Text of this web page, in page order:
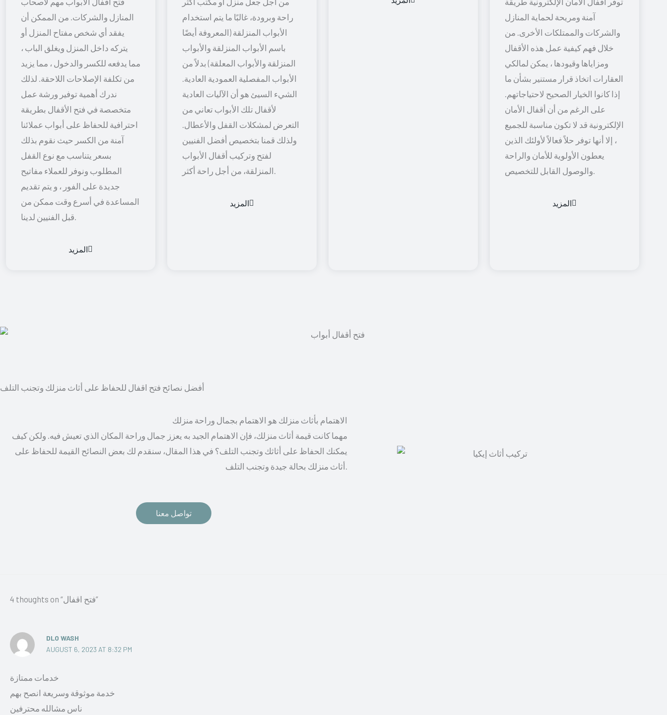
المنازل والشركات. من الممكن أن
يفقد أي شخص مفتاح المنزل أو
يتركه داخل المنزل ويغلق الباب ،
مما يدفعه للكسر والدخول ، مما يزيد
من تكلفة الإصلاحات اللاحقة. لذلك
ندرك أهمية توفير ورشة عمل
متخصصة في فتح الأقفال بطريقة
احترافية للحفاظ على أبواب عملائنا
آمنة من الكسر حيث نقوم بذلك
بسعر يتناسب مع نوع القفل
المطلوب ونوفر للعملاء مفاتيح
جديدة على الفور ، و يتم تقديم
المساعدة في أسرع وقت ممكن من
قبل الفنيين لدينا.
المزيد
راحة وبرودة، غالبًا ما يتم استخدام
الأبواب المنزلقة (المعروفة أيضًا
باسم الأبواب المنزلقة والأبواب
المنزلقة والأبواب المعلقة) بدلاً من
الأبواب المفصلية العمودية العادية.
الشيء السيئ هو أن الآليات العادية
لأقفال تلك الأبواب تعاني من
التعرض لمشكلات القفل والأعطال.
ولذلك قمنا بتخصيص أفضل الفنيين
لفتح وتركيب أقفال الأبواب
المنزلقة، من أجل راحة أكثر.
المزيد
آمنة ومريحة لحماية المنازل
والشركات والممتلكات الأخرى. من
خلال فهم كيفية عمل هذه الأقفال
ومزاياها وقيودها ، يمكن لمالكي
العقارات اتخاذ قرار مستنير بشأن ما
إذا كانوا الخيار الصحيح لاحتياجاتهم.
على الرغم من أن أقفال الأمان
الإلكترونية قد لا تكون مناسبة للجميع
، إلا أنها توفر حلاً فعالاً لأولئك الذين
يعطون الأولوية للأمان والراحة
والوصول القابل للتخصيص.
المزيد
أفضل نصائح فتح اقفال للحفاظ على أثاث منزلك وتجنب التلف
الاهتمام بأثاث منزلك هو الاهتمام بجمال وراحة منزلك
مهما كانت قيمة أثاث منزلك، فإن الاهتمام الجيد به يعزز جمال وراحة المكان الذي تعيش فيه. ولكن كيف
يمكنك الحفاظ على أثاثك وتجنب التلف؟ في هذا المقال، سنقدم لك بعض النصائح القيمة للحفاظ على
تواصل معنا
4 thoughts on “فتح اقفال”
DLO WASH
AUGUST 6, 2023 AT 8:32 PM
خدمات ممتازة
خدمة موثوقة وسريعة انصح بهم
ناس مشالله محترفين